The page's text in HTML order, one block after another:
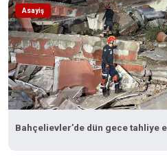
Asayiş
Bahçelievler’de dün gece tahliye